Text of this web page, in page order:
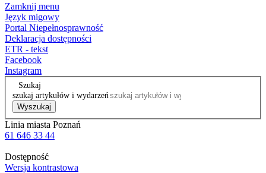
Zamknij menu
Język migowy
Portal Niepełnosprawność
Deklaracja dostępności
ETR - tekst
Facebook
Instagram
Szukaj
szukaj artykułów i wydarzeń
Wyszukaj
Linia miasta Poznań
61 646 33 44
Dostępność
Wersja kontrastowa